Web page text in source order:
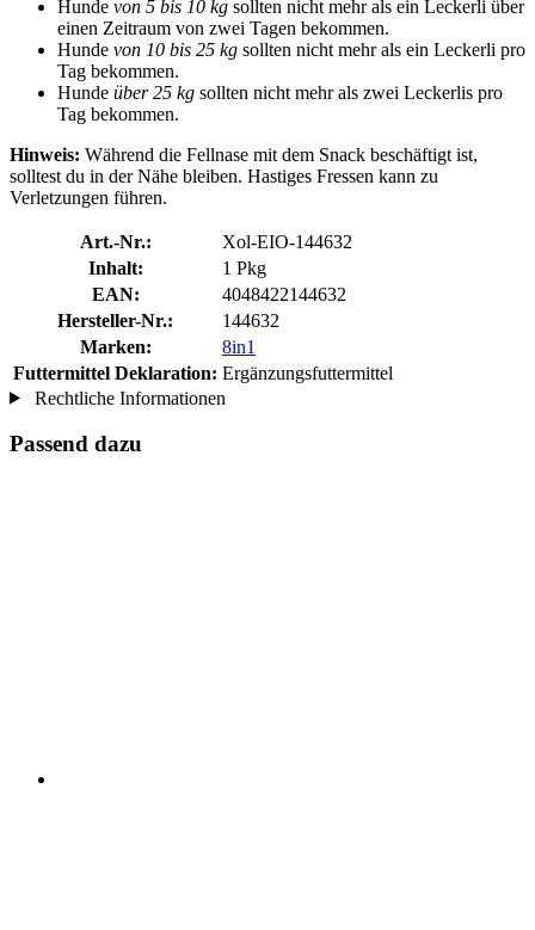
Hunde von 5 bis 10 kg sollten nicht mehr als ein Leckerli über
einen Zeitraum von zwei Tagen bekommen.
Hunde von 10 bis 25 kg sollten nicht mehr als ein Leckerli pro
Tag bekommen.
Hunde über 25 kg sollten nicht mehr als zwei Leckerlis pro
Tag bekommen.
Hinweis: Während die Fellnase mit dem Snack beschäftigt ist,
solltest du in der Nähe bleiben. Hastiges Fressen kann zu
Verletzungen führen.
Art.-Nr.:
Xol-EIO-144632
Inhalt:
1 Pkg
EAN:
4048422144632
Hersteller-Nr.:
144632
Marken:
8in1
Futtermittel Deklaration: Ergänzungsfuttermittel
Rechtliche Informationen
Passend dazu